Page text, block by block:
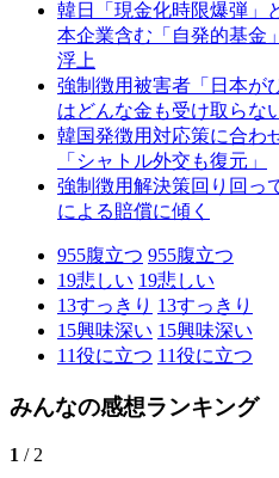
韓日「現金化時限爆弾」
本企業含む「自発的基金
浮上
強制徴用被害者「日本が
はどんな金も受け取らな
韓国発徴用対応策に合わ
「シャトル外交も復元」
強制徴用解決策回り回っ
による賠償に傾く
955腹立つ 955腹立つ
19悲しい 19悲しい
13すっきり 13すっきり
15興味深い 15興味深い
11役に立つ 11役に立つ
みんなの感想ランキング
1 / 2